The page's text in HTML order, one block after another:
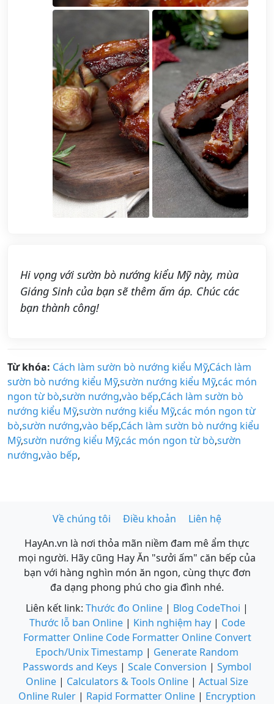
Hi vọng với sườn bò nướng kiểu Mỹ này, mùa
Giáng Sinh của bạn sẽ thêm ấm áp. Chúc các
bạn thành công!
Từ khóa: Cách làm sườn bò nướng kiểu Mỹ,Cách làm
sườn bò nướng kiểu Mỹ,sườn nướng kiểu Mỹ,các món
ngon từ bò,sườn nướng,vào bếp,Cách làm sườn bò
nướng kiểu Mỹ,sườn nướng kiểu Mỹ,các món ngon từ
bò,sườn nướng,vào bếp,Cách làm sườn bò nướng kiểu
Mỹ,sườn nướng kiểu Mỹ,các món ngon từ bò,sườn
nướng,vào bếp,
Về chúng tôi Điều khoản
Liên hệ
HayAn.vn là nơi thỏa mãn niềm đam mê ẩm thực
mọi người. Hãy cũng Hay Ăn "sưởi ấm" căn bếp của
bạn với hàng nghìn món ăn ngon, cùng thực đơn
đa dạng phong phú cho gia đình nhé.
Liên kết link: Thước đo Online | Blog CodeThoi |
Thước lỗ ban Online| Kinh nghiệm hay| Code
Formatter Online Code Formatter Online Convert
Epoch/Unix Timestamp | Generate Random
Passwords and Keys | Scale Conversion | Symbol
Online | Calculators & Tools Online | Actual Size
Online Ruler | Rapid Formatter Online | Encryption